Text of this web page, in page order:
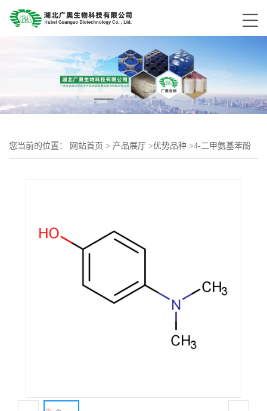
您当前的位置： 网站首页 > 产品展厅 >优势品种 >4-二甲氨基苯酚